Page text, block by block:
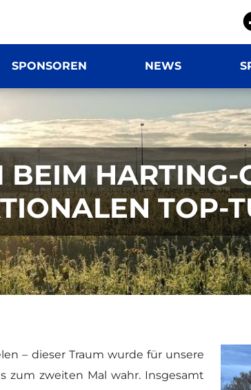
SPONSOREN NEWS
BEIM
TOP-
– dieser Traum wurde für unsere
zum zweiten Mal wahr. Insgesamt